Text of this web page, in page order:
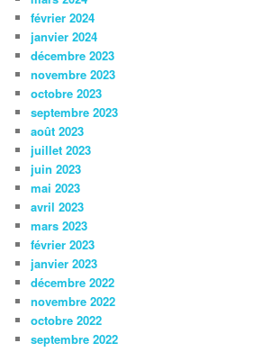
février 2024
janvier 2024
décembre 2023
novembre 2023
octobre 2023
septembre 2023
août 2023
juillet 2023
juin 2023
mai 2023
avril 2023
mars 2023
février 2023
janvier 2023
décembre 2022
novembre 2022
octobre 2022
septembre 2022